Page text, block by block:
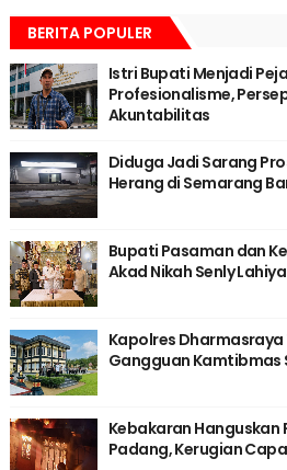
BERITA POPULER
Istri Bupati Menjadi
Profesionalisme,
Akuntabilitas
Diduga Jadi Sarang
Herang di Semarang
Bupati Pasaman dan
Akad Nikah Senly
Kapolres
Gangguan Kamtibmas
Kebakaran Hanguskan
Padang, Kerugian